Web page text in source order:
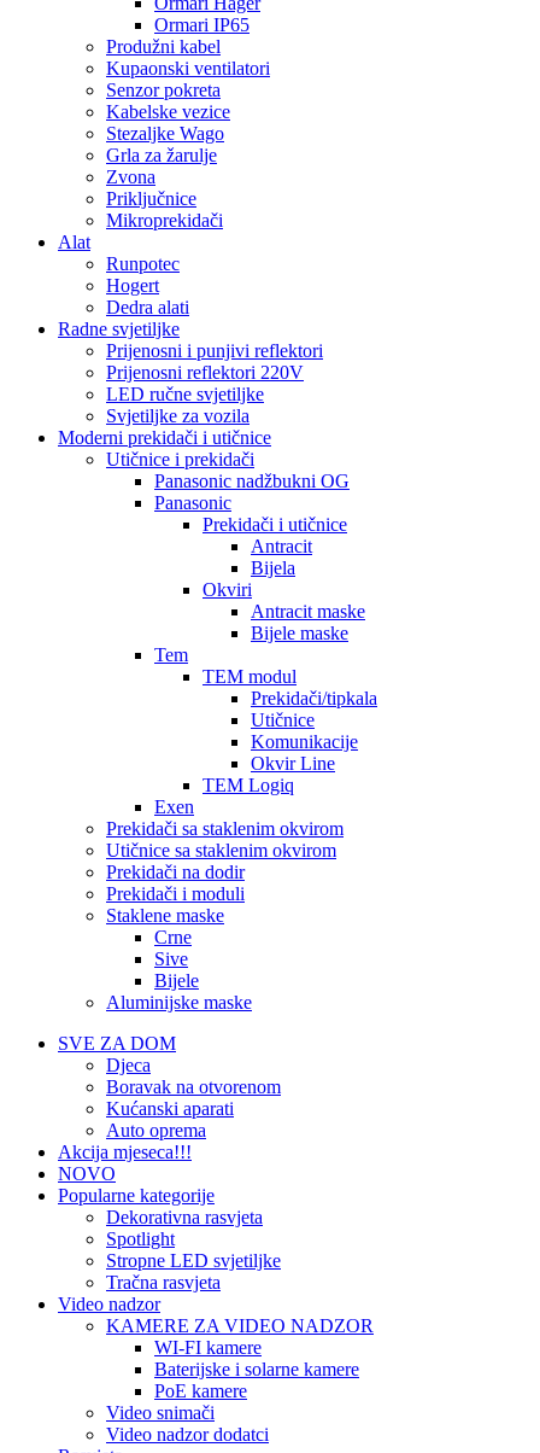
Ormari IP65
Produžni kabel
Kupaonski ventilatori
Senzor pokreta
Kabelske vezice
Stezaljke Wago
Grla za žarulje
Zvona
Priključnice
Mikroprekidači
Alat
Runpotec
Hogert
Dedra alati
Radne svjetiljke
Prijenosni i punjivi reflektori
Prijenosni reflektori 220V
LED ručne svjetiljke
Svjetiljke za vozila
Moderni prekidači i utičnice
Utičnice i prekidači
Panasonic nadžbukni OG
Panasonic
Prekidači i utičnice
Antracit
Bijela
Okviri
Antracit maske
Bijele maske
Tem
TEM modul
Prekidači/tipkala
Utičnice
Komunikacije
Okvir Line
TEM Logiq
Exen
Prekidači sa staklenim okvirom
Utičnice sa staklenim okvirom
Prekidači na dodir
Prekidači i moduli
Staklene maske
Crne
Sive
Bijele
Aluminijske maske
SVE ZA DOM
Djeca
Boravak na otvorenom
Kućanski aparati
Auto oprema
Akcija mjeseca!!!
NOVO
Popularne kategorije
Dekorativna rasvjeta
Spotlight
Stropne LED svjetiljke
Tračna rasvjeta
Video nadzor
KAMERE ZA VIDEO NADZOR
WI-FI kamere
Baterijske i solarne kamere
PoE kamere
Video snimači
Video nadzor dodatci